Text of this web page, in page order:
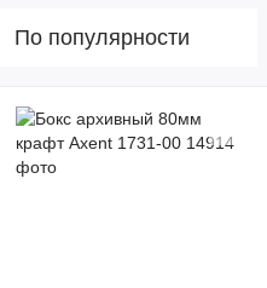
По популярности